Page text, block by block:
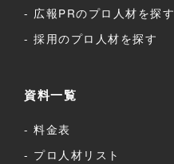
広報PRのプロ人材を探す
採用のプロ人材を探す
資料一覧
料金表
プロ人材リスト